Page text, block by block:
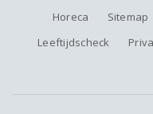
Horeca
Sitemap
Leeftijdscheck